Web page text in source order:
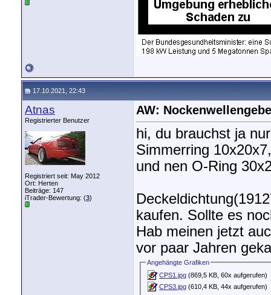
17.10.2021, 22:43
Atnas
Registrierter Benutzer
Registriert seit: May 2012
Ort: Herten
Beiträge: 147
iTrader-Bewertung: (3)
AW:
hi, du brauchst ja
Simmerring
und nen O-Ring
kaufen. Sollte es
Hab meinen jetzt
vor paar Jahren
Angehängte Grafiken
CPS1.jpg (869,5 KB, 60x aufgerufen)
CPS3.jpg (610,4 KB, 44x aufgerufen)